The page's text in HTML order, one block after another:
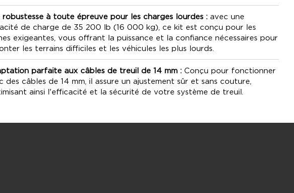
robustesse à toute épreuve pour les charges lourdes : avec une
de charge de 35 200 lb (16 000 kg), ce kit est conçu pour les
exigeantes, vous offrant la puissance et la confiance nécessaires pour
les terrains difficiles et les véhicules les plus lourds.
parfaite aux câbles de treuil de 14 mm : Conçu pour fonctionner
des câbles de 14 mm, il assure un ajustement sûr et sans couture,
ainsi l'efficacité et la sécurité de votre système de treuil.